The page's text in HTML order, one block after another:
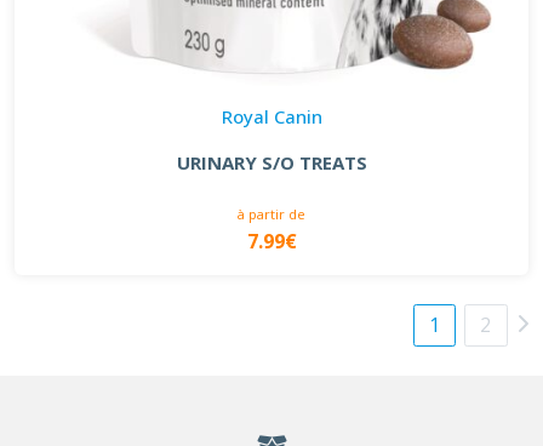
Royal Canin
URINARY S/O TREATS
à partir de
7.99€
1 2